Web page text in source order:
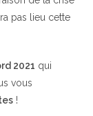
pas lieu cette
2021 qui
vous
!